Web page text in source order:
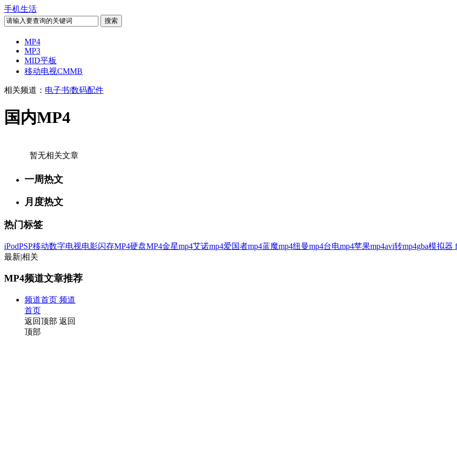
手机生活
MP4
MP3
MID平板
移动电视CMMB
相关频道： 电子书|数码配件
国内MP4
暂无相关文章
一周热文
月度热文
热门标签
iPodPSP移动数字电视电影闪存MP4硬盘MP4金星mp4艾诺mp4爱国者mp4蓝魔mp4纽曼mp4台电mp4苹果mp4avi转mp4gba模拟器
最新|相关
MP4频道文章推荐
频道首页 频道
首页
返回顶部 返回
顶部